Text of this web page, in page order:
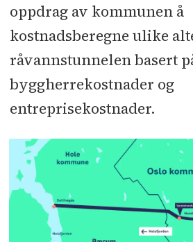
oppdrag av kommunen å
kostnadsberegne ulike
råvannstunnelen basert
byggherrekostnader og
entreprisekostnader.